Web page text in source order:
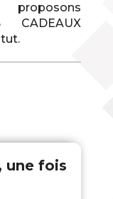
CADEAUX
une fois